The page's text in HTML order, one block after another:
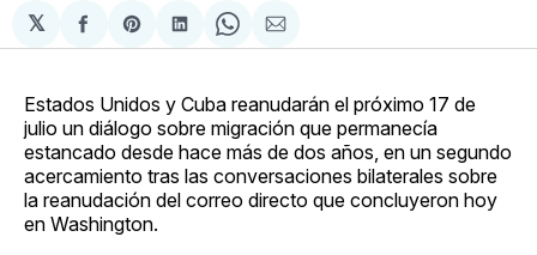
𝕏
Compartir
en
Share
on
Compartir
en
Share
on
Compartir
via
Estados Unidos y Cuba reanudarán el próximo 17 de
julio un diálogo sobre migración que permanecía
estancado desde hace más de dos años, en un segundo
acercamiento tras las conversaciones bilaterales sobre
la reanudación del correo directo que concluyeron hoy
en Washington.